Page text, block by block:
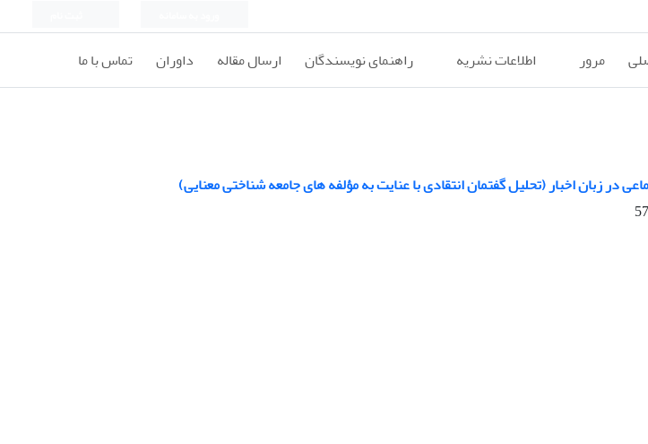
مرور اطلاعات نشریه راهنمای نویسندگان ارسال مقاله داوران تماس با ما
در زبان اخبار (تحلیل گفتمان انتقادی با عنایت به مؤلفه های جامعه شناختی معنایی)